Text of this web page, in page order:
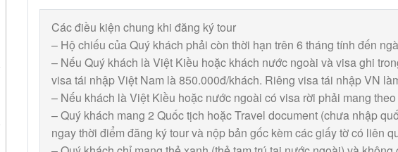
Các điều kiện chung khi đăng ký tour
– Hộ chiếu của Quý khách phải còn thời hạn trên 6 tháng tính đến
– Nếu Quý khách là Việt Kiều hoặc khách nước ngoài và visa ghi
visa tái nhập Việt Nam là 850.000đ/khách. Riêng visa tái nhập VN
– Nếu khách là Việt Kiều hoặc nước ngoài có visa rời phải mang theo
– Quý khách mang 2 Quốc tịch hoặc Travel document (chưa nhập
ngay thời điểm đăng ký tour và nộp bản gốc kèm các giấy tờ có liên